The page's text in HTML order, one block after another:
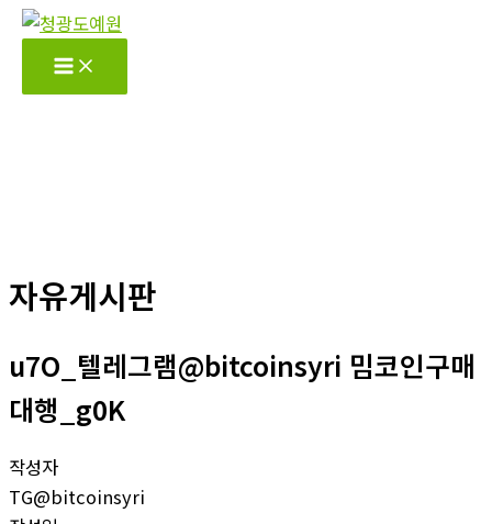
콘
자유게시판
u7O_텔레그램@bitcoinsyri 밈코인구매
대행_g0K
작성자
TG@bitcoinsyri